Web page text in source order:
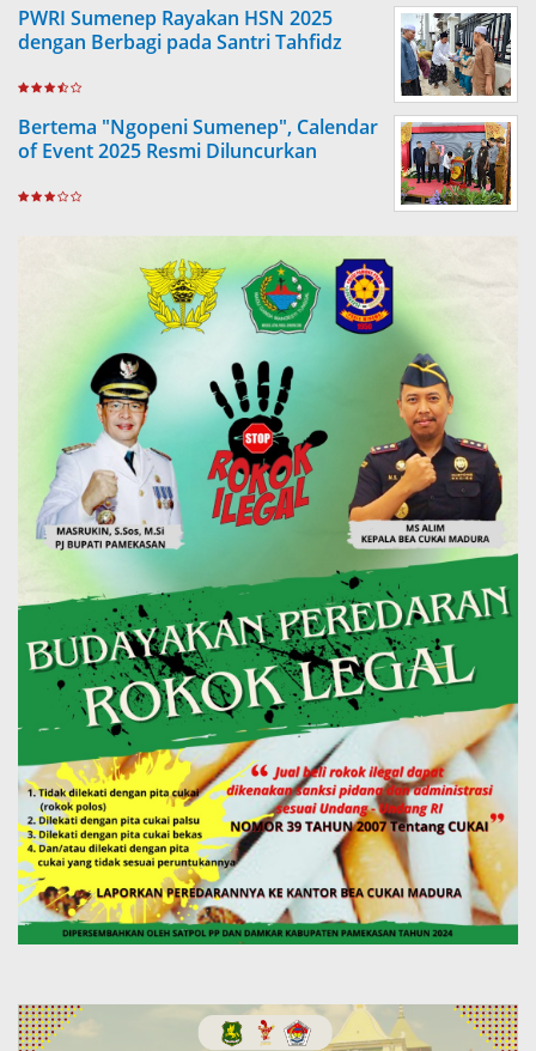
PWRI Sumenep Rayakan HSN 2025
dengan Berbagi pada Santri Tahfidz
Bertema "Ngopeni Sumenep", Calendar
of Event 2025 Resmi Diluncurkan